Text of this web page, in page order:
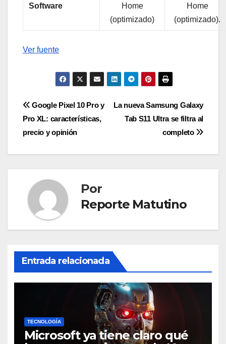
Software
Home
(optimizado)
Home
(optimizado).
Ver fuente
Navegación
de
entradas
La nueva Samsung Galaxy
Tab S11 Ultra se filtra al
completo
Google Pixel 10 Pro y
Pro XL: características,
precio y opinión
Por
Reporte Matutino
Entrada relacionada
TECNOLOGÍA
Microsoft ya tiene claro qué